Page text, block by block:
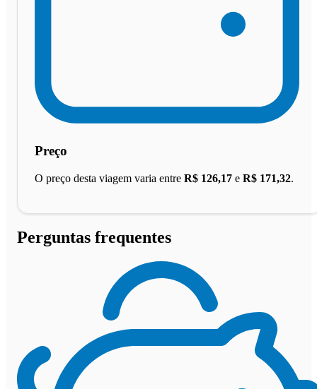
Preço
O preço desta viagem varia entre R$ 126,17 e R$ 171,32.
Perguntas frequentes